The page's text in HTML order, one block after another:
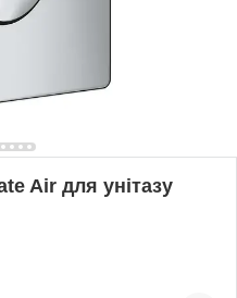
Air для унітазу